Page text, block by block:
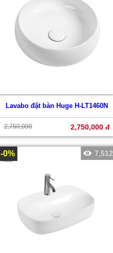
Lavabo đặt bàn Huge H-LT1460N
2,750,000 2,750,000 đ
-0% 7,512